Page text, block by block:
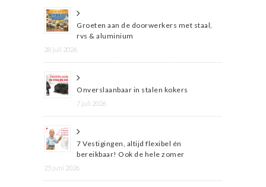
Groeten aan de doorwerkers met staal,
rvs & aluminium
28 juli 2026
Onverslaanbaar in stalen kokers
7 juli 2026
7 Vestigingen, altijd flexibel én
bereikbaar! Ook de hele zomer
25 juni 2026